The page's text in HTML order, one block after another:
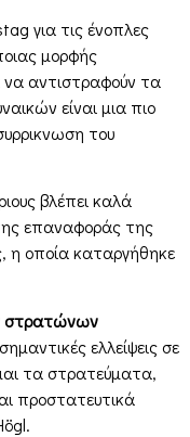
για τις ένοπλες
μορφής
να αντιστραφούν τα
είναι μια πιο
του
βλέπει καλά
επαναφοράς της
η οποία καταργήθηκε
στρατώνων
ελλείψεις σε
τα στρατεύματα,
προστατευτικά